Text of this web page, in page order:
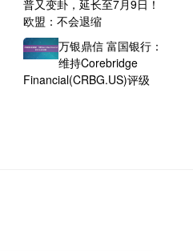
普又变卦，延长至7月9日！
欧盟：不会退缩
万银鼎信 富国银行：
维持Corebridge
Financial(CRBG.US)评级